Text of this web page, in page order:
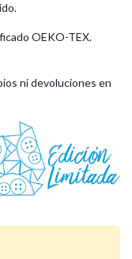
OEKO-TEX.
ni devoluciones en